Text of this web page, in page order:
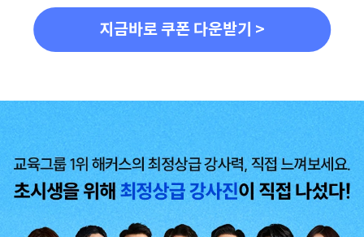
다른 학원 강의를 모두
들어봤지만, 해커스
이성준 평가사님은
문제가 좋아서 선택하게
합격생 박*원님
본 합격생은 이성준 선생님 강의
수강 합격생입니다.
비전공자로 시작해서
막막했는데 해커스
이성준 평가사님이
따라오다보니
합격이라는 결과를 받을
합격생 성*남님
본 합격생은 이성준 선생님 강의
수강 합격생입니다.
지금바로 쿠폰 다운받기 >